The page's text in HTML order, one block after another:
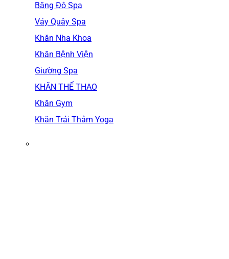
Băng Đô Spa
Váy Quây Spa
Khăn Nha Khoa
Khăn Bệnh Viện
Giường Spa
KHĂN THỂ THAO
Khăn Gym
Khăn Trải Thảm Yoga